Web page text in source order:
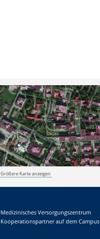
Größere Karte anzeigen
Medizinisches Versorgungszentrum
Kooperationspartner auf dem Campus